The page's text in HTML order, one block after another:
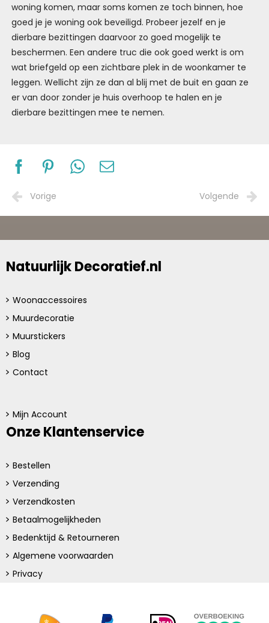
woning komen, maar soms komen ze toch binnen, hoe
goed je je woning ook beveiligd. Probeer jezelf en je
dierbare bezittingen daarvoor zo goed mogelijk te
beschermen. Een andere truc die ook goed werkt is om
wat briefgeld op een zichtbare plek in de woonkamer te
leggen. Wellicht zijn ze dan al blij met de buit en gaan ze
er van door zonder je huis overhoop te halen en je
dierbare bezittingen mee te nemen.
Vorige Volgende
Natuurlijk Decoratief.nl
Woonaccessoires
Muurdecoratie
Muurstickers
Blog
Contact
Mijn Account
Onze Klantenservice
Bestellen
Verzending
Verzendkosten
Betaalmogelijkheden
Bedenktijd & Retourneren
Algemene voorwaarden
Privacy